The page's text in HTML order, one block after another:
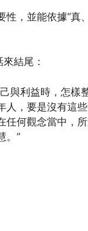
，並能依據“真
結尾：
與利益時，怎樣
人，要是沒有這
任何觀念當中，
。”